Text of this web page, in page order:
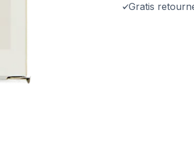
Gratis